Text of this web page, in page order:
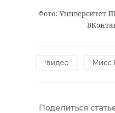
Фото: Университет
!видео Мисс
Поделиться